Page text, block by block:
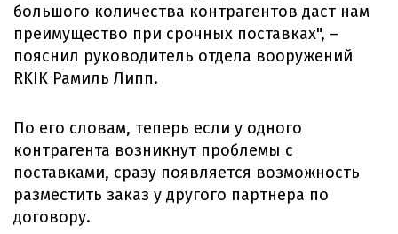
большого количества контрагентов даст нам
преимущество при срочных поставках", –
пояснил руководитель отдела вооружений
RKIK Рамиль Липп.
По его словам, теперь если у одного
контрагента возникнут проблемы с
поставками, сразу появляется возможность
разместить заказ у другого партнера по
договору.